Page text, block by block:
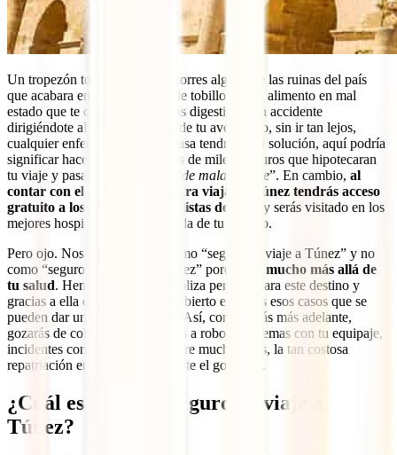
Un tropezón tonto mientras recorres alguna de las ruinas del país
que acabara en una torcedura de tobillo, algún alimento en mal
estado que te causara problemas digestivos, un accidente
dirigiéndote al siguiente punto de tu aventura o, sin ir tan lejos,
cualquier enfermedad que en casa tendría fácil solución, aquí podría
significar hacer frente a facturas de miles de euros que hipotecaran
tu viaje y pasar por hospitales “
de mala muerte”. En cambio, al
contar con el mejor seguro para viajar a Túnez tendrás acceso
gratuito a los mejores especialistas del país
y serás visitado en los
mejores hospitales sin pagar nada de tu bolsillo.
Pero ojo. Nos referimos a él como “seguro de viaje a Túnez” y no
como “seguro médico para Túnez” porque v
a mucho más allá de
tu salud. Hemos diseñado la póliza perfecta para este destino y
gracias a ella estarás también cubierto en todos esos casos que se
pueden dar un viaje como este. Así, como verás más adelante,
gozarás de coberturas enfocadas a robo, problemas con tu equipaje,
incidentes con transportes y, entre muchas más, la tan costosa
repatriación en la que tanto insiste el gobierno.
¿Cuál es el mejor seguro de viaje a
Túnez?